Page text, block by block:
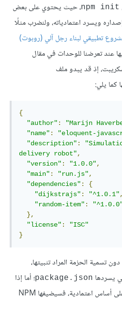
npm init، حيث يحتوي على بعض
ويسرد اعتمادياته، ولنضرب مثلًا
تطبيقي لبناء رجل آلي (روبوت)
عند تعرضنا للوحدات في مقال
كما يلي:
{
"author" : "Marijn
"name" : "eloquent-
"description" :
delivery robot",
"version" : "1.0.0",
"main" : "run.js",
"dependencies" :
{
"dijkstrajs" : "^1.0.1",
"random-item" :
},
"license" :
"ISC"
}
دون تسمية الحزمة المراد تثبيتها،
package.json؛ أما إذا
ثبَّتت حزمةً ما ليست موجودة على أساس اعتمادية، فسيضيفها NPM